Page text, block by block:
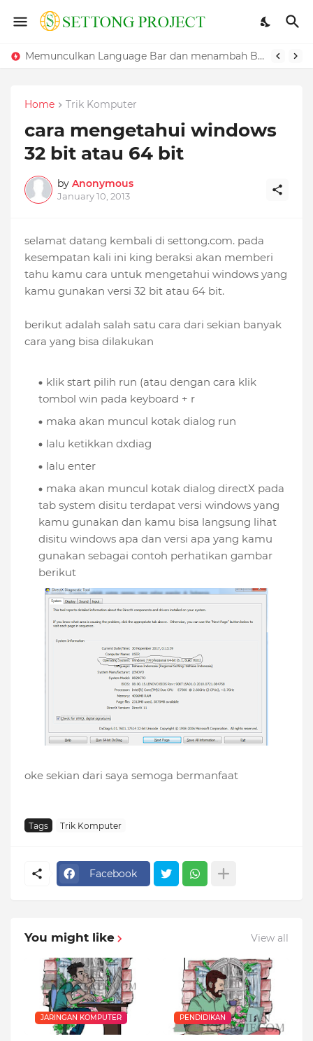
Memunculkan Language Bar dan menambah Bahasa pada Windows
Home Trik Komputer
cara mengetahui windows
32 bit atau 64 bit
by Anonymous
January 10, 2013
selamat datang kembali di settong.com. pada
kesempatan kali ini king beraksi akan memberi
tahu kamu cara untuk mengetahui windows yang
kamu gunakan versi 32 bit atau 64 bit.
berikut adalah salah satu cara dari sekian banyak
cara yang bisa dilakukan
klik start pilih run (atau dengan cara klik
tombol win pada keyboard + r
maka akan muncul kotak dialog run
lalu ketikkan dxdiag
lalu enter
maka akan muncul kotak dialog directX pada
tab system disitu terdapat versi windows yang
kamu gunakan dan kamu bisa langsung lihat
disitu windows apa dan versi apa yang kamu
gunakan sebagai contoh perhatikan gambar
berikut
oke sekian dari saya semoga bermanfaat
Tags Trik Komputer
Facebook
You might like View all
JARINGAN KOMPUTER PENDIDIKAN